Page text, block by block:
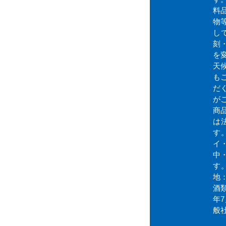
料
物
し
刻
を
天
も
だ
が
商
は
す
イ
中
す
地
酒
年
般